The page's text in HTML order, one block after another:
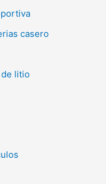
casero
de litio